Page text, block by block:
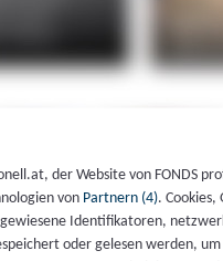
der Website von FONDS
von Partnern (4).
Identifikatoren,
oder gelesen werden,